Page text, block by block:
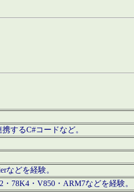
するC#コードなど。
などを経験。
・78K4・V850・ARM7などを経験。